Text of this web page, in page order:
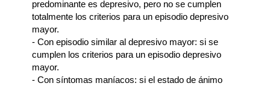
predominante es depresivo, pero no se cumplen
totalmente los criterios para un episodio depresivo
mayor.
- Con episodio similar al depresivo mayor: si se
cumplen los criterios para un episodio depresivo
mayor.
- Con síntomas maníacos: si el estado de ánimo